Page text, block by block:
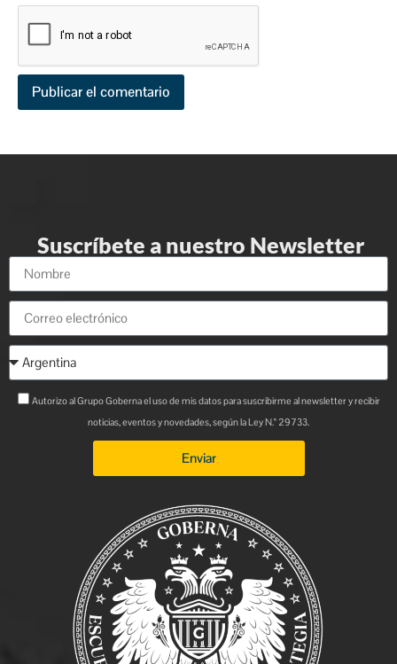
Suscríbete a nuestro Newsletter
Autorizo al Grupo Goberna el uso de mis datos para suscribirme al newsletter y recibir
noticias, eventos y novedades, según la Ley N.° 29733.
Enviar